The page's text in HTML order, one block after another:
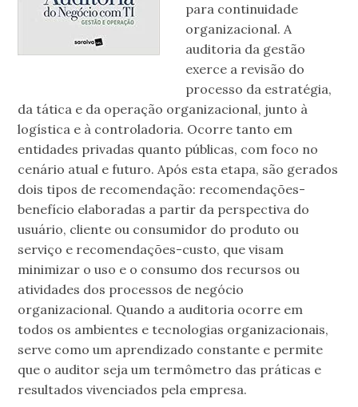
para continuidade
organizacional. A
auditoria da gestão
exerce a revisão do
processo da estratégia,
da tática e da operação organizacional, junto à
logística e à controladoria. Ocorre tanto em
entidades privadas quanto públicas, com foco no
cenário atual e futuro. Após esta etapa, são gerados
dois tipos de recomendação: recomendações-
benefício elaboradas a partir da perspectiva do
usuário, cliente ou consumidor do produto ou
serviço e recomendações-custo, que visam
minimizar o uso e o consumo dos recursos ou
atividades dos processos de negócio
organizacional. Quando a auditoria ocorre em
todos os ambientes e tecnologias organizacionais,
serve como um aprendizado constante e permite
que o auditor seja um termômetro das práticas e
resultados vivenciados pela empresa.